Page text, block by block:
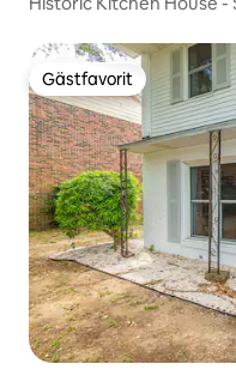
Gästfavorit
Gästfavorit